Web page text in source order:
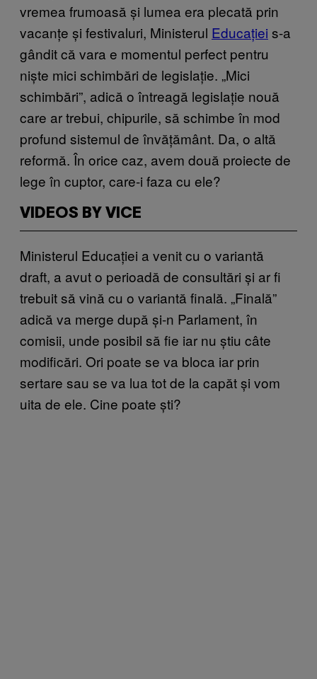
vremea frumoasă și lumea era plecată prin
vacanțe și festivaluri, Ministerul Educației s-a
gândit că vara e momentul perfect pentru
niște mici schimbări de legislație. „Mici
schimbări”, adică o întreagă legislație nouă
care ar trebui, chipurile, să schimbe în mod
profund sistemul de învățământ. Da, o altă
reformă. În orice caz, avem două proiecte de
lege în cuptor, care-i faza cu ele?
VIDEOS BY VICE
Ministerul Educației a venit cu o variantă
draft, a avut o perioadă de consultări și ar fi
trebuit să vină cu o variantă finală. „Finală”
adică va merge după și-n Parlament, în
comisii, unde posibil să fie iar nu știu câte
modificări. Ori poate se va bloca iar prin
sertare sau se va lua tot de la capăt și vom
uita de ele. Cine poate ști?